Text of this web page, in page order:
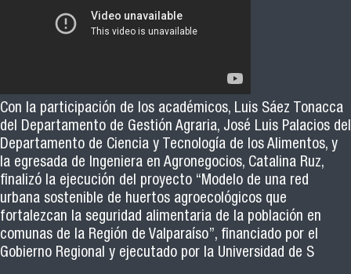
Con la participación de los académicos, Luis Sáez Tonacca
del Departamento de Gestión Agraria, José Luis Palacios del
Departamento de Ciencia y Tecnología de los Alimentos, y
la egresada de Ingeniera en Agronegocios, Catalina Ruz,
finalizó la ejecución del proyecto “Modelo de una red
urbana sostenible de huertos agroecológicos que
fortalezcan la seguridad alimentaria de la población en
comunas de la Región de Valparaíso”, financiado por el
Gobierno Regional y ejecutado por la Universidad de S